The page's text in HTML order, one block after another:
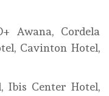
Awana, Cordela
Cavinton Hotel,
Ibis Center Hotel,